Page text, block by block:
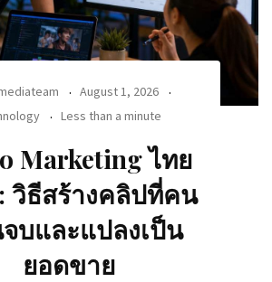
August 1, 2026
Less than a minute
Marketing ไทย
วิธีสร้างคลิปที่คน
บและแปลงเป็น
ยอดขาย